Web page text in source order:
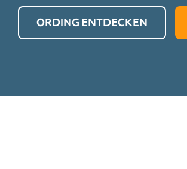
ORDING ENTDECKEN